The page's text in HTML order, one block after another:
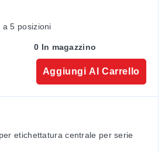
a 5 posizioni
0 In magazzino
Aggiungi Al Carrello
etichettatura centrale per serie